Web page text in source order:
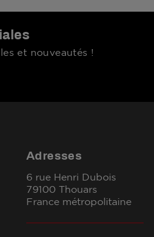
et nouveautés !
Adresses
6 rue Henri Dubois
79100 Thouars
France métropolitaine